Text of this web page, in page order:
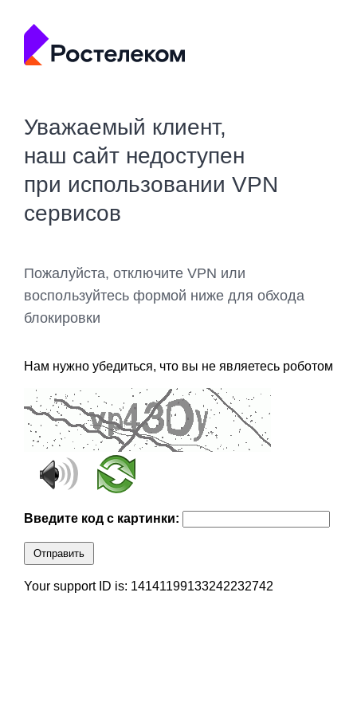
Уважаемый клиент,
наш сайт недоступен
при использовании VPN
сервисов
Пожалуйста, отключите VPN или
воспользуйтесь формой ниже для обхода
блокировки
Нам нужно убедиться, что вы не являетесь роботом
Введите код с картинки:
Отправить
Your support ID is: 14141199133242232742